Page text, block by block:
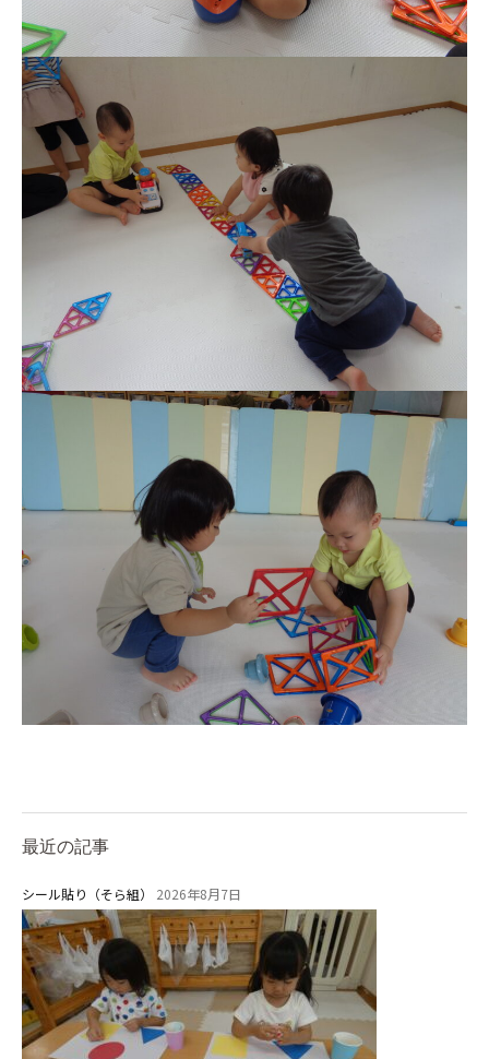
最近の記事
シール貼り（そら組） 2026年8月7日
お知らせ
今日の幼稚園
園児募集要項
教職員募集
園のこと
園舎案内
安⼼・安全対策
給⾷
理事長のことば
教育と保育
美⽊多幼稚園の理想
園の1⽇
年間⾏事
預かり保育［ヒラソル ]
美⽊多チコス
美⽊多チコスブログ
0歳親子登園［マカロンクラス ]
1歳・2歳親子登園［マリポサクラ
ス ]
2歳児ひとり登園［ゆず組 ]